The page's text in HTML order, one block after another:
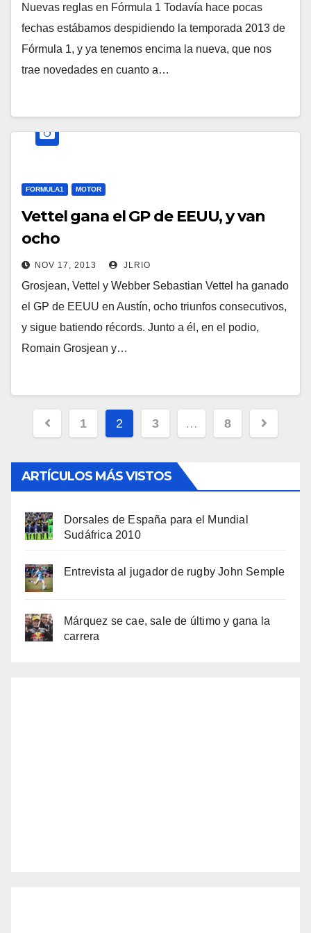
Nuevas reglas en Fórmula 1 Todavía hace pocas
fechas estábamos despidiendo la temporada 2013 de
Fórmula 1, y ya tenemos encima la nueva, que nos
trae novedades en cuanto a…
FORMULA1 MOTOR
Vettel gana el GP de EEUU, y van
ocho
NOV 17, 2013 JLRIO
Grosjean, Vettel y Webber Sebastian Vettel ha ganado
el GP de EEUU en Austín, ocho triunfos consecutivos,
y sigue batiendo récords. Junto a él, en el podio,
Romain Grosjean y…
Navegación
entradas
1 2 3 … 8
ARTÍCULOS MÁS VISTOS
Dorsales de España para el Mundial
Sudáfrica 2010
Entrevista al jugador de rugby John Semple
Márquez se cae, sale de último y gana la
carrera